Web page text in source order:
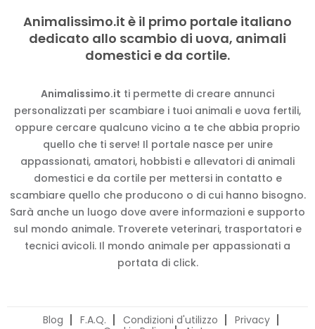
Animalissimo.it è il primo portale italiano
dedicato allo scambio di uova, animali
domestici e da cortile.
Animalissimo.it ti permette di creare annunci
personalizzati per scambiare i tuoi animali e uova fertili,
oppure cercare qualcuno vicino a te che abbia proprio
quello che ti serve! Il portale nasce per unire
appassionati, amatori, hobbisti e allevatori di animali
domestici e da cortile per mettersi in contatto e
scambiare quello che producono o di cui hanno bisogno.
Sarà anche un luogo dove avere informazioni e supporto
sul mondo animale. Troverete veterinari, trasportatori e
tecnici avicoli. Il mondo animale per appassionati a
portata di click.
Blog F.A.Q. Condizioni d'utilizzo
Privacy